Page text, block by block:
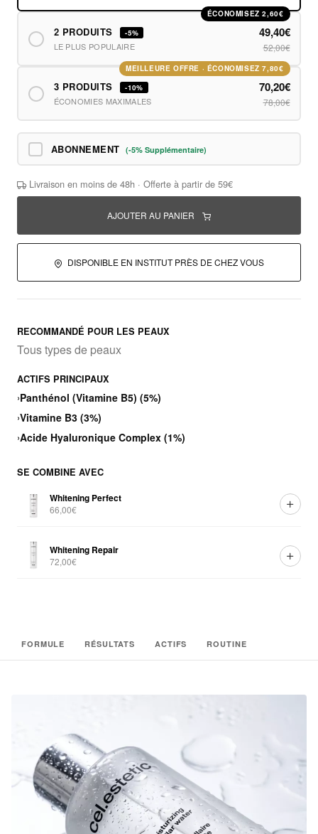
ÉCONOMISEZ 2,60€
2 PRODUITS -5%
LE PLUS POPULAIRE
49,40€
52,00€
MEILLEURE OFFRE · ÉCONOMISEZ 7,80€
3 PRODUITS -10%
ÉCONOMIES MAXIMALES
70,20€
78,00€
ABONNEMENT (-5% Supplémentaire)
Livraison en moins de 48h · Offerte à partir de 59€
AJOUTER AU PANIER
DISPONIBLE EN INSTITUT PRÈS DE CHEZ VOUS
RECOMMANDÉ POUR LES PEAUX
Tous types de peaux
ACTIFS PRINCIPAUX
›Panthénol (Vitamine B5) (5%)
›Vitamine B3 (3%)
›Acide Hyaluronique Complex (1%)
SE COMBINE AVEC
Whitening Perfect
66,00€
Whitening Repair
72,00€
FORMULE RÉSULTATS ACTIFS ROUTINE